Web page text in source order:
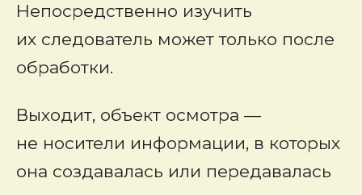
Непосредственно изучить
их следователь может только после
обработки.
Выходит, объект осмотра —
не носители информации, в которых
она создавалась или передавалась